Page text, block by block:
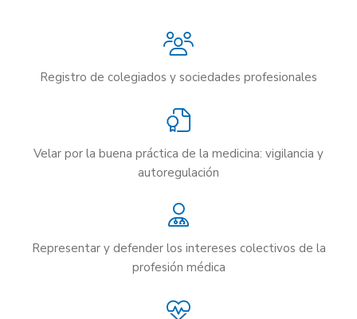
Registro de colegiados y sociedades profesionales
Velar por la buena práctica de la medicina: vigilancia y
autoregulación
Representar y defender los intereses colectivos de la
profesión médica